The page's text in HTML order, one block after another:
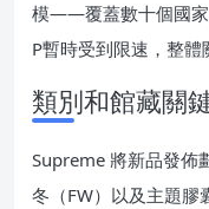
模——覆蓋數十個國
P暫時受到限速，整體
類別和館藏關
Supreme 將新品發
冬（FW）以及主題膠